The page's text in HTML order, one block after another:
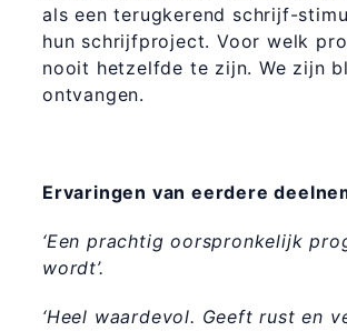
als een terugkerend schrijf-
hun schrijfproject. Voor welk
nooit hetzelfde te zijn. We zijn
ontvangen.
Ervaringen van eerdere
‘Een prachtig oorspronkelijk
wordt’.
‘Heel waardevol. Geeft rust en